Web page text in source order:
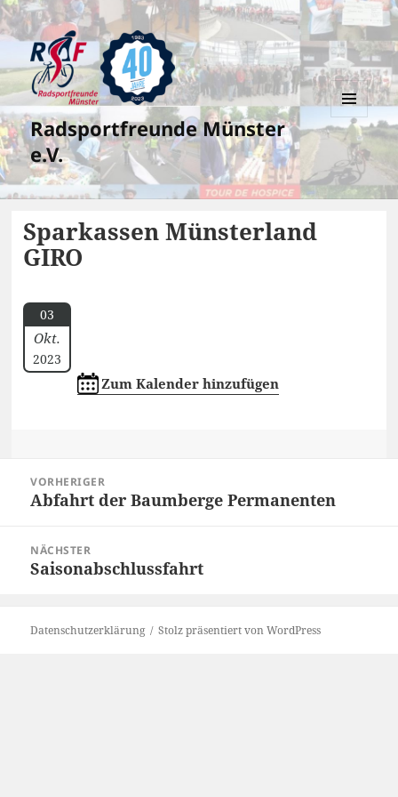
Radsportfreunde Münster
e.V.
MENÜ
UND
WIDGETS
Sparkassen Münsterland
GIRO
03
Okt.
2023
Zum Kalender hinzufügen
VORHERIGER
Vorheriger
Abfahrt der Baumberge Permanenten
NÄCHSTER
Nächster
Saisonabschlussfahrt
Datenschutzerklärung Stolz präsentiert von WordPress